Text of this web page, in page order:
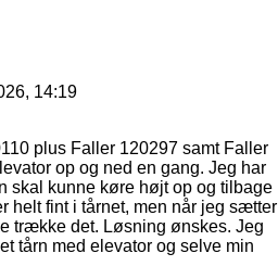
14:19
plus Faller 120297 samt Faller
op og ned en gang. Jeg har
skal kunne køre højt op og tilbage
helt fint i tårnet, men når jeg sætter
trække det. Løsning ønskes. Jeg
tårn med elevator og selve min